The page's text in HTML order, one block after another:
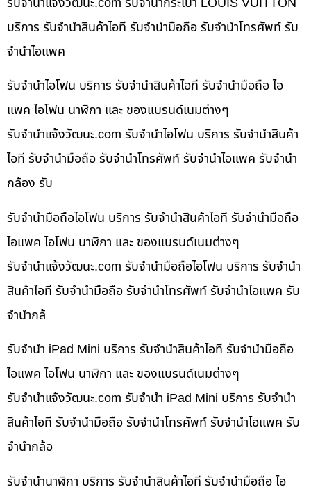
บริการ รับจำนำสินค้าไอที รับจำนำมือถือ รับจำนำโทรศัพท์ รับ
จำนำไอแพค
รับจำนำไอโฟน บริการ รับจำนำสินค้าไอที รับจำนำมือถือ ไอ
แพค ไอโฟน นาฬิกา และ ของแบรนด์เนมต่างๆ
รับจํานําแจ้งวัฒนะ.com รับจำนำไอโฟน บริการ รับจำนำสินค้า
ไอที รับจำนำมือถือ รับจำนำโทรศัพท์ รับจำนำไอแพค รับจำนำ
กล้อง รับ
รับจำนำมือถือไอโฟน บริการ รับจำนำสินค้าไอที รับจำนำมือถือ
ไอแพค ไอโฟน นาฬิกา และ ของแบรนด์เนมต่างๆ
รับจํานําแจ้งวัฒนะ.com รับจำนำมือถือไอโฟน บริการ รับจำนำ
สินค้าไอที รับจำนำมือถือ รับจำนำโทรศัพท์ รับจำนำไอแพค รับ
จำนำกล้
รับจำนำ iPad Mini บริการ รับจำนำสินค้าไอที รับจำนำมือถือ
ไอแพค ไอโฟน นาฬิกา และ ของแบรนด์เนมต่างๆ
รับจํานําแจ้งวัฒนะ.com รับจำนำ iPad Mini บริการ รับจำนำ
สินค้าไอที รับจำนำมือถือ รับจำนำโทรศัพท์ รับจำนำไอแพค รับ
จำนำกล้อ
รับจำนำนาฬิกา บริการ รับจำนำสินค้าไอที รับจำนำมือถือ ไอ